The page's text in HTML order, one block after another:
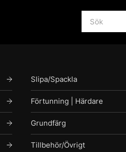
Slipa/Spackla
Förtunning | Härdare
Grundfärg
Tillbehör/Övrigt